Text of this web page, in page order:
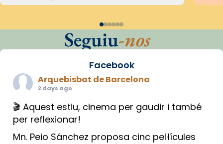
Seguiu-nos
Facebook
Arquebisbat de Barcelona
2 days ago
🎬 Aquest estiu, cinema per gaudir i també
per reflexionar!
Mn. Peio Sánchez proposa cinc pel·lícules